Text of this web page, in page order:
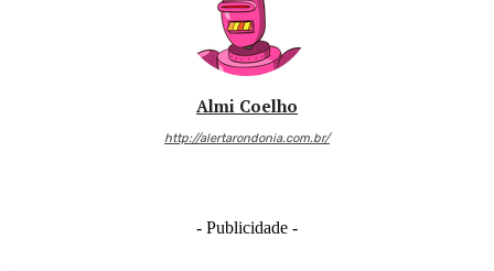
Almi Coelho
http://alertarondonia.com.br/
- Publicidade -